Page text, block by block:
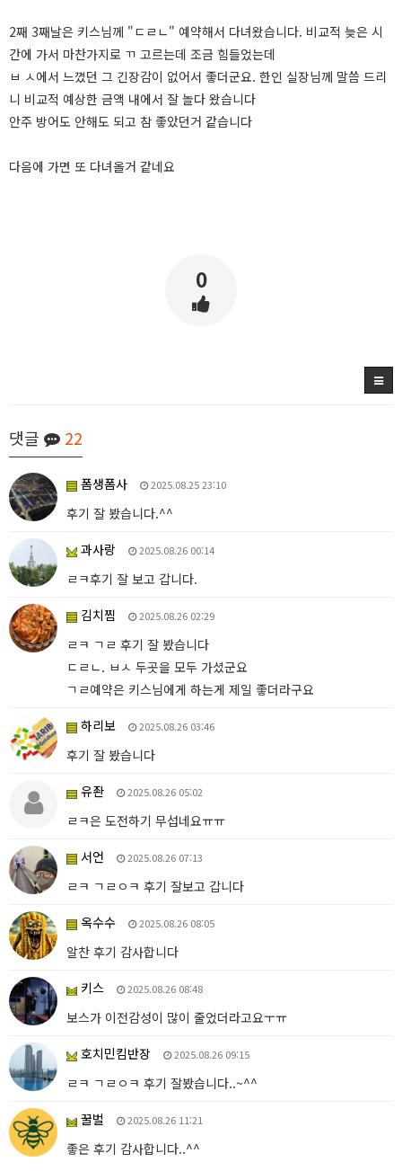
2째 3째날은 키스님께 "ㄷㄹㄴ" 예약해서 다녀왔습니다. 비교적 늦은 시
간에 가서 마찬가지로 ㄲ 고르는데 조금 힘들었는데
ㅂ ㅅ에서 느꼈던 그 긴장감이 없어서 좋더군요. 한인 실장님께 말씀 드리
니 비교적 예상한 금액 내에서 잘 놀다 왔습니다
안주 방어도 안해도 되고 참 좋았던거 같습니다
다음에 가면 또 다녀올거 같네요
0
댓글 22
폼생폼사 2025.08.25 23:10
후기 잘 봤습니다.^^
과사랑
2025.08.26 00:14
ㄹㅋ후기 잘 보고 갑니다.
김치찜
2025.08.26 02:29
ㄹㅋ ㄱㄹ 후기 잘 봤습니다
ㄷㄹㄴ. ㅂㅅ 두곳을 모두 가셨군요
ㄱㄹ예약은 키스님에게 하는게 제일 좋더라구요
하리보
2025.08.26 03:46
후기 잘 봤습니다
유좐
2025.08.26 05:02
ㄹㅋ은 도전하기 무섭네요ㅠㅠ
서언
2025.08.26 07:13
ㄹㅋ ㄱㄹㅇㅋ 후기 잘보고 갑니다
옥수수
2025.08.26 08:05
알찬 후기 감사합니다
키스
2025.08.26 08:48
보스가 이전감성이 많이 줄었더라고요ㅜㅠ
호치민킴반장
2025.08.26 09:15
ㄹㅋ ㄱㄹㅇㅋ 후기 잘봤습니다..~^^
꿀벌
2025.08.26 11:21
좋은 후기 감사합니다..^^